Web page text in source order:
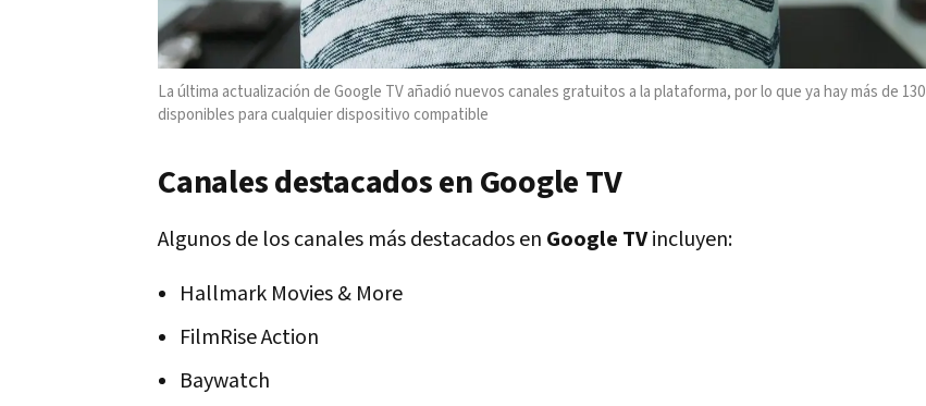
La última actualización de Google TV añadió nuevos canales gratuitos a la plataforma, por lo que ya hay más de 130
disponibles para cualquier dispositivo compatible
Canales destacados en Google TV
Algunos de los canales más destacados en Google TVincluyen:
Hallmark Movies & More
FilmRise Action
Baywatch